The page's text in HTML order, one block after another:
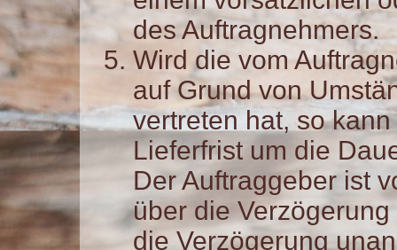
des Auftragnehmers.
Wird die vom
auf Grund von
vertreten hat, so
Lieferfrist um die
Der Auftraggeber ist
über die
die Verzögerung